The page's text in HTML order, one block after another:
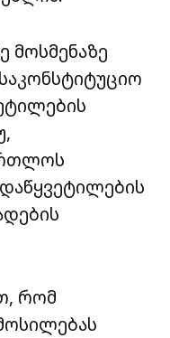
მოსმენაზე
რომ